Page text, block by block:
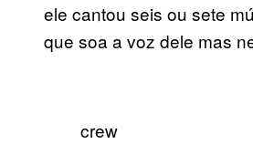
ele cantou seis ou sete
que soa a voz dele mas
crew